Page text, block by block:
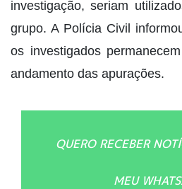
investigação, seriam
grupo. A Polícia Civil
os investigados
andamento das apurações.
QUERO RECEBER
MEU